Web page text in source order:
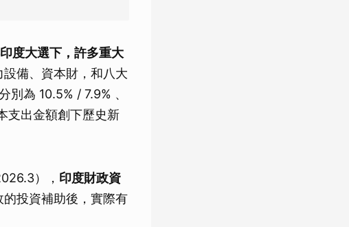
度大選下，許多重大
設備、資本財，和八大
為 10.5% / 7.9% 、
支出金額創下歷史新
）， 印度財政資
投資補助後，實際有